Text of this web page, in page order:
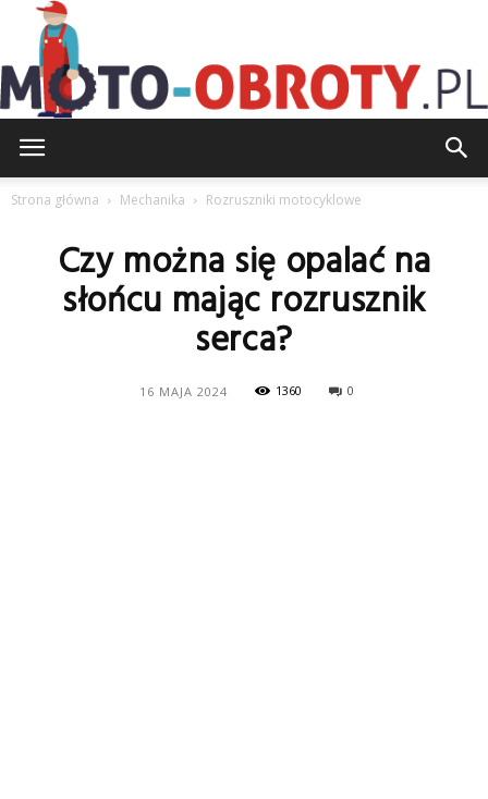
Obroty.pl
Strona główna Mechanika Rozruszniki motocyklowe
Czy można się opalać na
słońcu mając rozrusznik
serca?
16 MAJA 2024 1360 0